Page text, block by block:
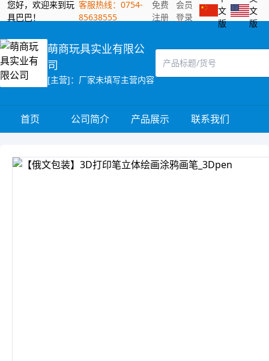
您好，欢迎来到玩
具巴巴！
客服热线：0754-
85638555
免费
注册
会员
登录
文
版
文
版
萌商玩具实业有限公
司
[主营]：厂家未填写主营内容
首页 公司简介 产品展示 联系我们